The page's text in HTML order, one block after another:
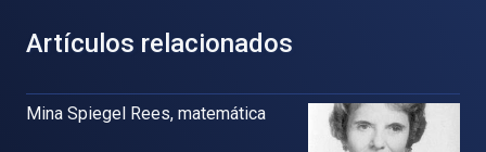
Artículos relacionados
Mina Spiegel Rees, matemática